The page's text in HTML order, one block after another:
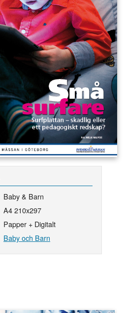
Baby & Barn
A4 210x297
Papper + Digitalt
Baby och Barn